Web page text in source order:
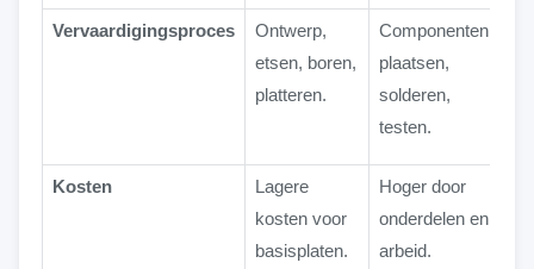
Vervaardigingsproces
Ontwerp,
etsen, boren,
platteren.
Componenten
plaatsen,
solderen,
testen.
Kosten
Lagere
kosten voor
basisplaten.
Hoger door
onderdelen en
arbeid.